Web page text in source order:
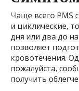
Чаще всего PMS
и циклические,
дня или два до
позволяет
кровотечения.
пожалуйста,
получить